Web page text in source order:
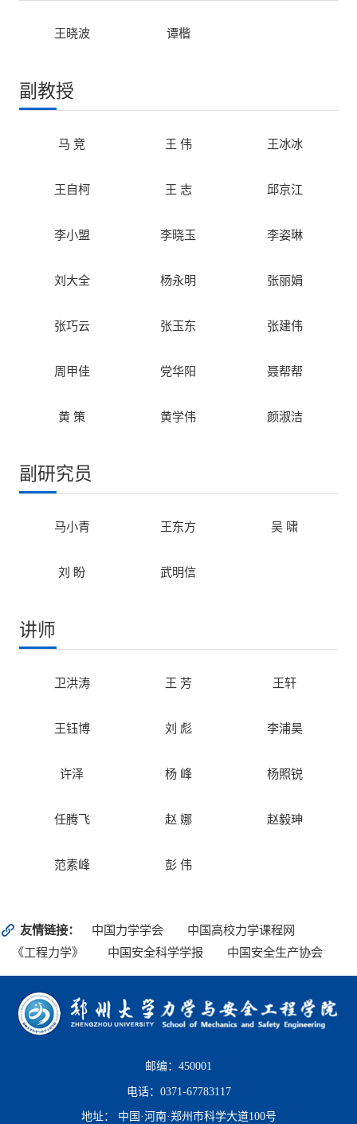
王晓波 谭楷
副教授
马 竞 王 伟 王冰冰
王自柯 王 志 邱京江
李小盟 李晓玉 李姿琳
刘大全 杨永明 张丽娟
张巧云 张玉东 张建伟
周甲佳 党华阳 聂帮帮
黄 策 黄学伟 颜淑洁
副研究员
马小青 王东方 吴 啸
刘 盼 武明信
讲师
卫洪涛 王 芳 王轩
王钰博 刘 彪 李浦昊
许泽 杨 峰 杨照锐
任腾飞 赵 娜 赵毅珅
范素峰 彭 伟
友情链接： 中国力学学会
中国高校力学课程网
《工程力学》
中国安全科学学报 中国安全生产协会
邮编：450001
电话：0371-67783117
地址： 中国·河南·郑州市科学大道100号